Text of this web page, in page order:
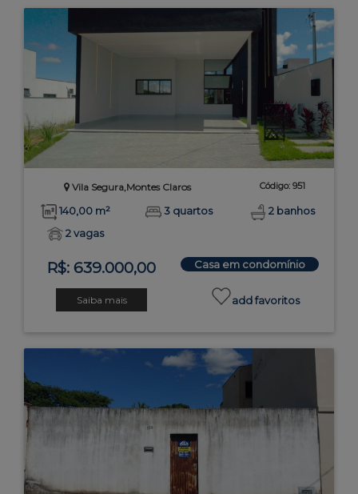
Vila Segura,Montes Claros Código: 951
140,00 m² 3 quartos
2 banhos
2 vagas
R$: 639.000,00 Casa em condomínio
Saiba mais add favoritos